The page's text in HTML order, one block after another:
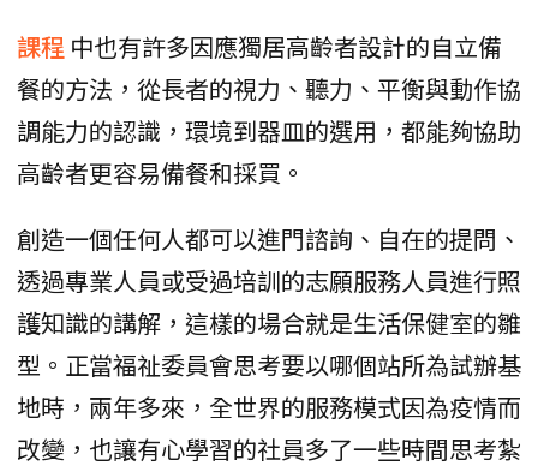
課程 中也有許多因應獨居高齡者設計的自立備
餐的方法，從長者的視力、聽力、平衡與動作協
調能力的認識，環境到器皿的選用，都能夠協助
高齡者更容易備餐和採買。
創造一個任何人都可以進門諮詢、自在的提問、
透過專業人員或受過培訓的志願服務人員進行照
護知識的講解，這樣的場合就是生活保健室的雛
型。正當福祉委員會思考要以哪個站所為試辦基
地時，兩年多來，全世界的服務模式因為疫情而
改變，也讓有心學習的社員多了一些時間思考紮